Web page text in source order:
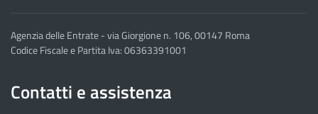
Agenzia delle Entrate - via Giorgione n. 106, 00147 Roma
Codice Fiscale e Partita Iva: 06363391001
Contatti e assistenza